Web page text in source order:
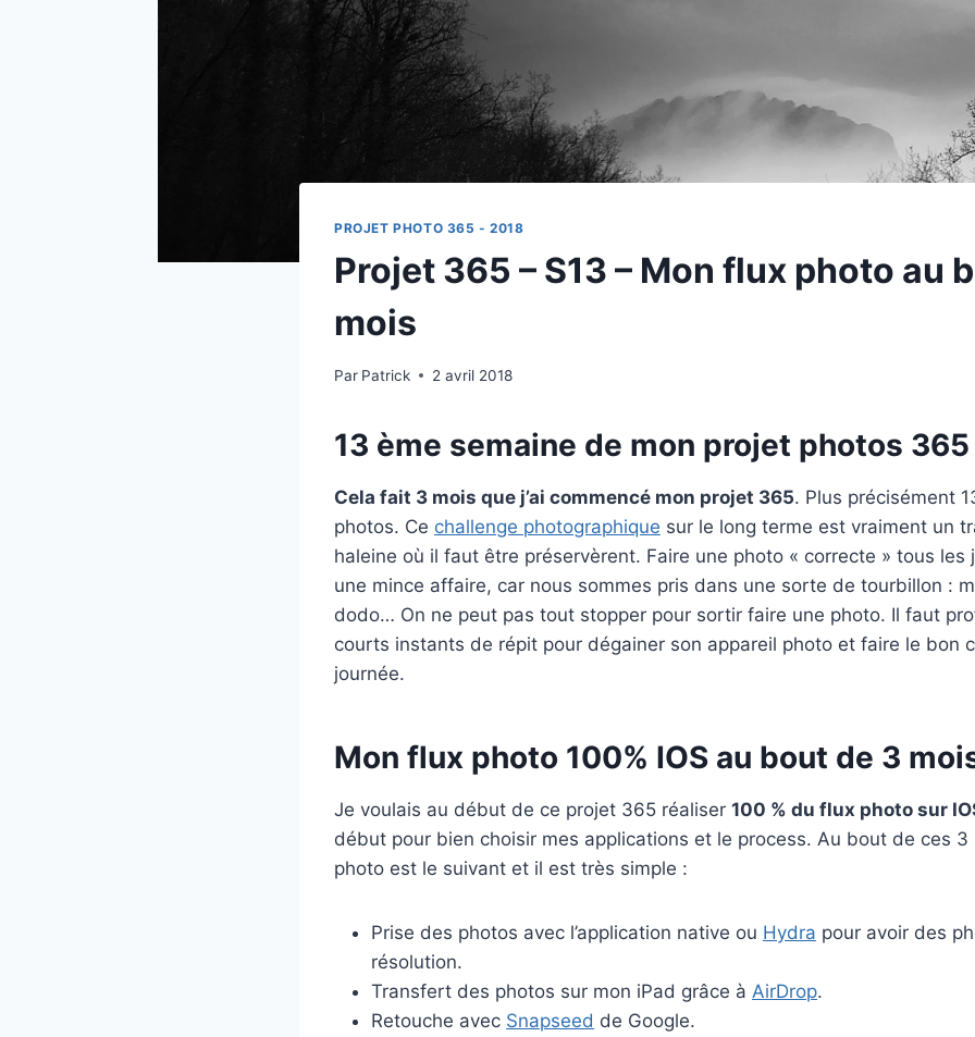
PROJET PHOTO 365 - 2018
Projet 365 – S13 – Mon flux photo au
mois
Par Patrick 2 avril 2018
13 ème semaine de mon projet photos 365
Cela fait 3 mois que j’ai commencé mon projet 365. Plus précisément
photos. Ce challenge photographique sur le long terme est vraiment un
haleine où il faut être préservèrent. Faire une photo « correcte » tous les
une mince affaire, car nous sommes pris dans une sorte de tourbillon :
dodo… On ne peut pas tout stopper pour sortir faire une photo. Il faut
courts instants de répit pour dégainer son appareil photo et faire le bon
journée.
Mon flux photo 100% IOS au bout de 3
Je voulais au début de ce projet 365 réaliser 100 % du flux photo sur
début pour bien choisir mes applications et le process. Au bout de ces 3
photo est le suivant et il est très simple :
Prise des photos avec l’application native ou Hydra pour avoir des
résolution.
Transfert des photos sur mon iPad grâce à AirDrop.
Retouche avec Snapseed de Google.